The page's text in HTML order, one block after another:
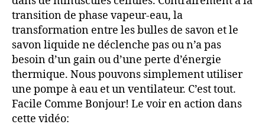
transition de phase vapeur-eau, la
transformation entre les bulles de savon et le
savon liquide ne déclenche pas ou n’a pas
besoin d’un gain ou d’une perte d’énergie
thermique. Nous pouvons simplement utiliser
une pompe à eau et un ventilateur. C’est tout.
Facile Comme Bonjour! Le voir en action dans
cette vidéo: